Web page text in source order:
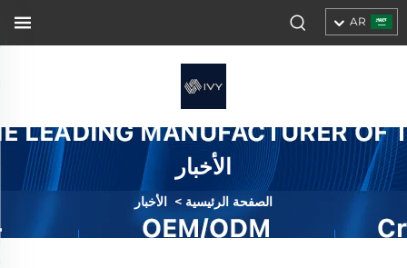
AR
الأخبار
الصفحة الرئيسية > الأخبار